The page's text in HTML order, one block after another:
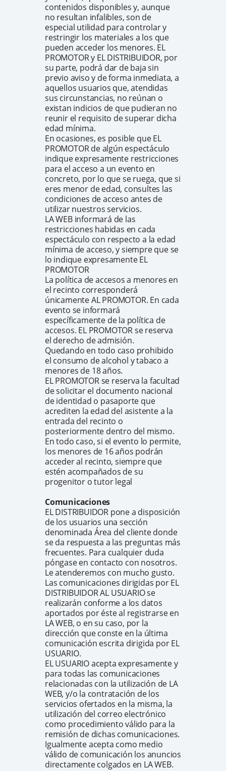
contenidos disponibles y, aunque
no resultan infalibles, son de
especial utilidad para controlar y
restringir los materiales a los que
pueden acceder los menores. EL
PROMOTOR y EL DISTRIBUIDOR, por
su parte, podrá dar de baja sin
previo aviso y de forma inmediata, a
aquellos usuarios que, atendidas
sus circunstancias, no reúnan o
existan indicios de que pudieran no
reunir el requisito de superar dicha
edad mínima.
En ocasiones, es posible que EL
PROMOTOR de algún espectáculo
indique expresamente restricciones
para el acceso a un evento en
concreto, por lo que se ruega, que si
eres menor de edad, consultes las
condiciones de acceso antes de
utilizar nuestros servicios.
LA WEB informará de las
restricciones habidas en cada
espectáculo con respecto a la edad
mínima de acceso, y siempre que se
lo indique expresamente EL
PROMOTOR
La política de accesos a menores en
el recinto corresponderá
únicamente AL PROMOTOR. En cada
evento se informará
específicamente de la política de
accesos. EL PROMOTOR se reserva
el derecho de admisión.
Quedando en todo caso prohibido
el consumo de alcohol y tabaco a
menores de 18 años.
EL PROMOTOR se reserva la facultad
de solicitar el documento nacional
de identidad o pasaporte que
acrediten la edad del asistente a la
entrada del recinto o
posteriormente dentro del mismo.
En todo caso, si el evento lo permite,
los menores de 16 años podrán
acceder al recinto, siempre que
estén acompañados de su
progenitor o tutor legal
Comunicaciones
EL DISTRIBUIDOR pone a disposición
de los usuarios una sección
denominada Área del cliente donde
se da respuesta a las preguntas más
frecuentes. Para cualquier duda
póngase en contacto con nosotros.
Le atenderemos con mucho gusto.
Las comunicaciones dirigidas por EL
DISTRIBUIDOR AL USUARIO se
realizarán conforme a los datos
aportados por éste al registrarse en
LA WEB, o en su caso, por la
dirección que conste en la última
comunicación escrita dirigida por EL
USUARIO.
EL USUARIO acepta expresamente y
para todas las comunicaciones
relacionadas con la utilización de LA
WEB, y/o la contratación de los
servicios ofertados en la misma, la
utilización del correo electrónico
como procedimiento válido para la
remisión de dichas comunicaciones.
Igualmente acepta como medio
válido de comunicación los anuncios
directamente colgados en LA WEB.